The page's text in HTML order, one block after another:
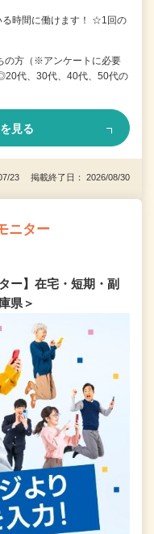
る時間に働けます！ ☆1回の
の方（※アンケートに必要
代、30代、40代、50代の
見る
23 掲載終了日： 2026/08/30
ニター
ー】在宅・短期・副
県＞